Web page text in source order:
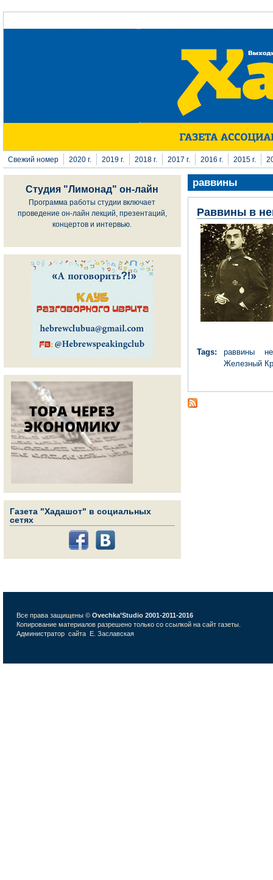
Перейти к основному содержанию
Свежий номер 2020 г. 2019 г. 2018 г. 2017 г. 2016 г. 2015 г.
Студия "Лимонад" он-лайн
Программа работы студии включает
проведение он-лайн лекций, презентаций,
концертов и интервью.
Газета "Хадашот" в социальных
сетях
раввины
Раввины в
Tags: раввины
Железный
Все права защищены © Ovechka’Studio 2001-2011-2016
Копирование материалов разрешено только со ссылкой на сайт газеты.
Администратор сайта Е. Заславская